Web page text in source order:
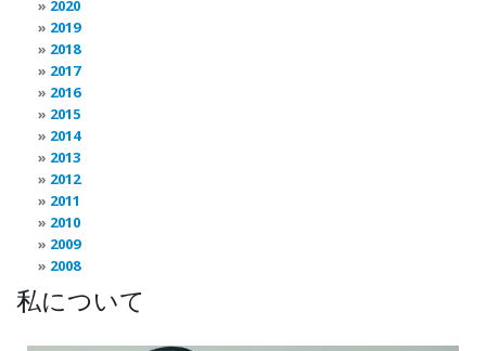
2020
2019
2018
2017
2016
2015
2014
2013
2012
2011
2010
2009
2008
私について